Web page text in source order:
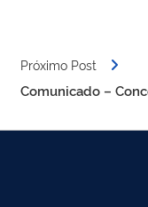
Próximo Post
Comunicado –